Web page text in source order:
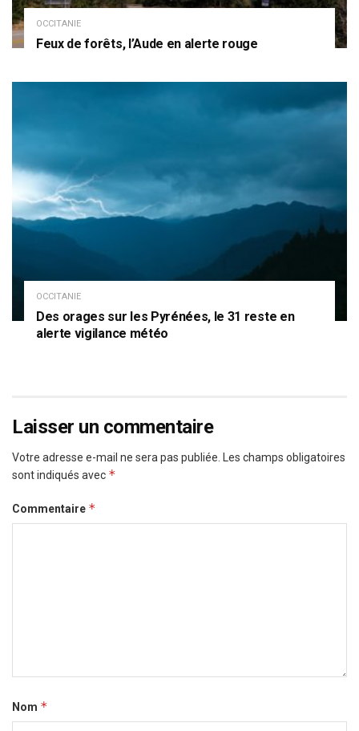
OCCITANIE
Feux de forêts, l’Aude en alerte rouge
OCCITANIE
Des orages sur les Pyrénées, le 31 reste en
alerte vigilance météo
Laisser un commentaire
Votre adresse e-mail ne sera pas publiée. Les champs obligatoires
sont indiqués avec *
Commentaire *
Nom *